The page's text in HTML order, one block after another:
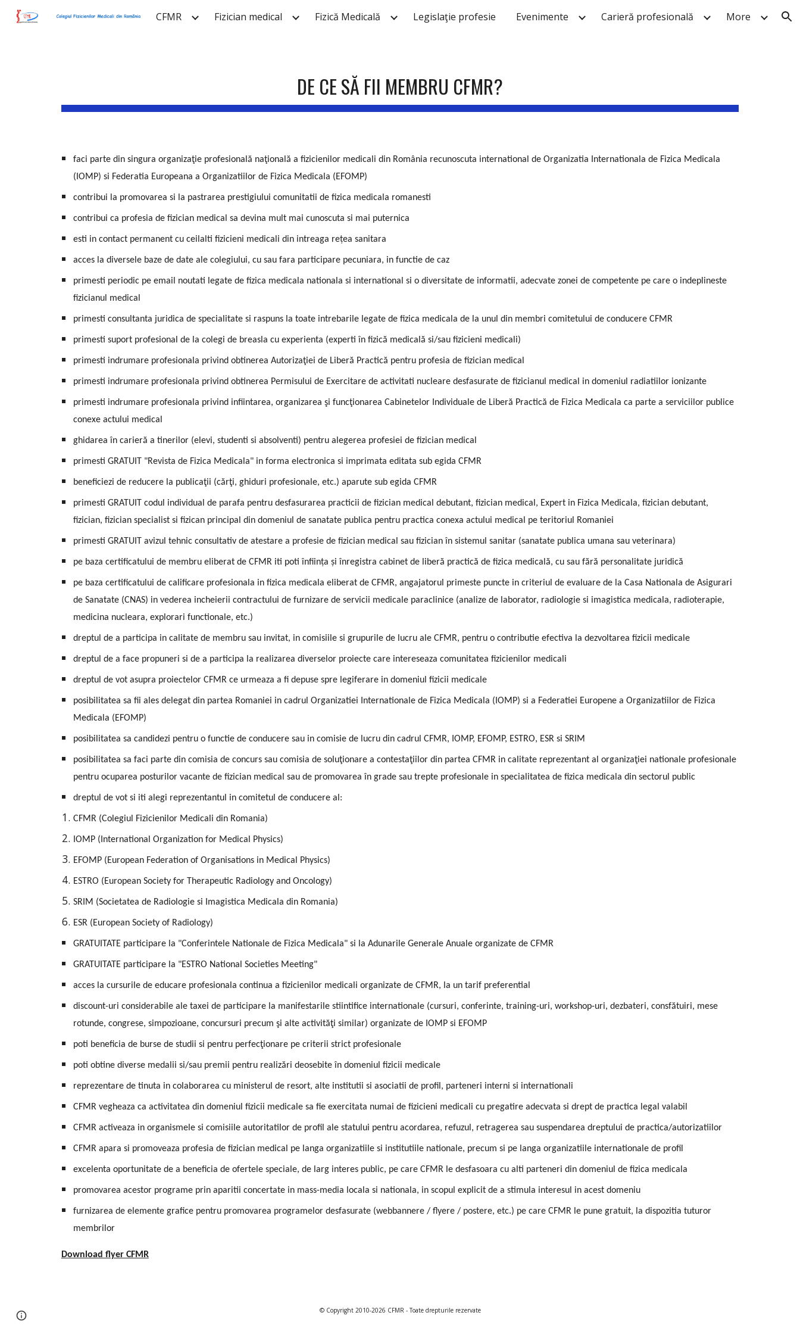
Skip to main content Skip to navigation
CFMR Fizician medical Fizică Medicală Legislaţie profesie Evenimente Carieră profesională More
DE CE SĂ FII MEMBRU CFMR?
faci parte din singura organizaţie profesională naţională a fizicienilor medicali din România recunoscuta international de Organizatia Internationala de Fizica Medicala
(IOMP) si Federatia Europeana a Organizatiilor de Fizica Medicala (EFOMP)
contribui la promovarea si la pastrarea prestigiului comunitatii de fizica medicala romanesti
contribui ca profesia de fizician medical sa devina mult mai cunoscuta si mai puternica
esti in contact permanent cu ceilalti fizicieni medicali din intreaga rețea sanitara
acces la diversele baze de date ale colegiului, cu sau fara participare pecuniara, in functie de caz
primesti periodic pe email noutati legate de fizica medicala nationala si international si o diversitate de informatii, adecvate zonei de competente pe care o indeplineste
fizicianul medical
primesti consultanta juridica de specialitate si raspuns la toate intrebarile legate de fizica medicala de la unul din membri comitetului de conducere CFMR
primesti suport profesional de la colegi de breasla cu experienta (experti în fizică medicală si/sau fizicieni medicali)
primesti indrumare profesionala privind obtinerea Autorizaţiei de Liberă Practică pentru profesia de fizician medical
primesti indrumare profesionala privind obtinerea Permisului de Exercitare de activitati nucleare desfasurate de fizicianul medical in domeniul radiatiilor ionizante
primesti indrumare profesionala privind infiintarea, organizarea şi funcţionarea Cabinetelor Individuale de Liberă Practică de Fizica Medicala ca parte a serviciilor publice
conexe actului medical
ghidarea în carieră a tinerilor (elevi, studenti si absolventi) pentru alegerea profesiei de fizician medical
primesti GRATUIT "Revista de Fizica Medicala" in forma electronica si imprimata editata sub egida CFMR
beneficiezi de reducere la publicaţii (cărţi, ghiduri profesionale, etc.) aparute sub egida CFMR
primesti GRATUIT codul individual de parafa pentru desfasurarea practicii de fizician medical debutant, fizician medical, Expert in Fizica Medicala, fizician debutant,
fizician, fizician specialist si fizican principal din domeniul de sanatate publica pentru practica conexa actului medical pe teritoriul Romaniei
primesti GRATUIT avizul tehnic consultativ de atestare a profesie de fizician medical sau fizician în sistemul sanitar (sanatate publica umana sau veterinara)
pe baza certificatului de membru eliberat de CFMR iti poti înființa și înregistra cabinet de liberă practică de fizica medicală, cu sau fără personalitate juridică
pe baza certificatului de calificare profesionala in fizica medicala eliberat de CFMR, angajatorul primeste puncte in criteriul de evaluare de la Casa Nationala de Asigurari
de Sanatate (CNAS) in vederea incheierii contractului de furnizare de servicii medicale paraclinice (analize de laborator, radiologie si imagistica medicala, radioterapie,
medicina nucleara, explorari functionale, etc.)
dreptul de a participa in calitate de membru sau invitat, in comisiile si grupurile de lucru ale CFMR, pentru o contributie efectiva la dezvoltarea fizicii medicale
dreptul de a face propuneri si de a participa la realizarea diverselor proiecte care intereseaza comunitatea fizicienilor medicali
dreptul de vot asupra proiectelor CFMR ce urmeaza a fi depuse spre legiferare in domeniul fizicii medicale
posibilitatea sa fii ales delegat din partea Romaniei in cadrul Organizatiei Internationale de Fizica Medicala (IOMP) si a Federatiei Europene a Organizatiilor de Fizica
Medicala (EFOMP)
posibilitatea sa candidezi pentru o functie de conducere sau in comisie de lucru din cadrul CFMR, IOMP, EFOMP, ESTRO, ESR si SRIM
posibilitatea sa faci parte din comisia de concurs sau comisia de soluţionare a contestaţiilor din partea CFMR in calitate reprezentant al organizaţiei nationale profesionale
pentru ocuparea posturilor vacante de fizician medical sau de promovarea în grade sau trepte profesionale in specialitatea de fizica medicala din sectorul public
dreptul de vot si iti alegi reprezentantul in comitetul de conducere al:
CFMR (Colegiul Fizicienilor Medicali din Romania)
IOMP (International Organization for Medical Physics)
EFOMP (European Federation of Organisations in Medical Physics)
ESTRO (European Society for Therapeutic Radiology and Oncology)
SRIM (Societatea de Radiologie si Imagistica Medicala din Romania)
ESR (European Society of Radiology)
GRATUITATE participare la "Conferintele Nationale de Fizica Medicala" si la Adunarile Generale Anuale organizate de CFMR
GRATUITATE participare la "ESTRO National Societies Meeting"
acces la cursurile de educare profesionala continua a fizicienilor medicali organizate de CFMR, la un tarif preferential
discount-uri considerabile ale taxei de participare la manifestarile stiintifice internationale (cursuri, conferinte, training-uri, workshop-uri, dezbateri, consfătuiri, mese
rotunde, congrese, simpozioane, concursuri precum şi alte activităţi similar) organizate de IOMP si EFOMP
poti beneficia de burse de studii si pentru perfecţionare pe criterii strict profesionale
poti obtine diverse medalii si/sau premii pentru realizări deosebite în domeniul fizicii medicale
reprezentare de tinuta in colaborarea cu ministerul de resort, alte institutii si asociatii de profil, parteneri interni si internationali
CFMR vegheaza ca activitatea din domeniul fizicii medicale sa fie exercitata numai de fizicieni medicali cu pregatire adecvata si drept de practica legal valabil
CFMR activeaza in organismele si comisiile autoritatilor de profil ale statului pentru acordarea, refuzul, retragerea sau suspendarea dreptului de practica/autorizatiilor
CFMR apara si promoveaza profesia de fizician medical pe langa organizatiile si institutiile nationale, precum si pe langa organizatiile internationale de profil
excelenta oportunitate de a beneficia de ofertele speciale, de larg interes public, pe care CFMR le desfasoara cu alti parteneri din domeniul de fizica medicala
promovarea acestor programe prin aparitii concertate in mass-media locala si nationala, in scopul explicit de a stimula interesul in acest domeniu
furnizarea de elemente grafice pentru promovarea programelor desfasurate (webbannere / flyere / postere, etc.) pe care CFMR le pune gratuit, la dispozitia tuturor
membrilor
Download flyer CFMR
© Copyright 2010-2026 CFMR - Toate drepturile rezervate